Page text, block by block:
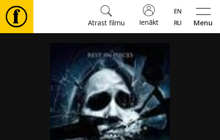
Menu
Ienākt
Atrast filmu
Biļetes